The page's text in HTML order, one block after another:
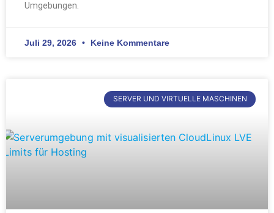
Umgebungen.
Juli 29, 2026 Keine Kommentare
SERVER UND VIRTUELLE MASCHINEN